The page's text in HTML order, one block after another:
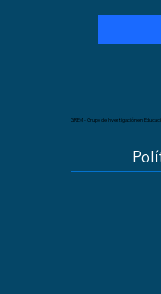
GREM - Grupo de Investigación en